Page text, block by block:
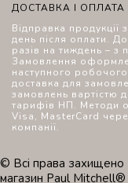
ДОСТАВКА І ОПЛАТА
Відправка продукції
день після оплати.
разів на тиждень – з
Замовлення
наступного
доставка для
замовлень вартістю
тарифів НП. Методи
Visa, MasterCard
компанії.
© Всі права захищено
магазин Paul Mitchell®